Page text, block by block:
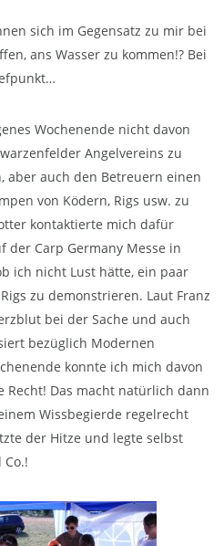
sich im Gegensatz zu mir bei
ans Wasser zu kommen!? Bei
Wochenende nicht davon
Angelvereins zu
aber auch den Betreuern einen
von Ködern, Rigs usw. zu
kontaktierte mich dafür
der Carp Germany Messe in
ich nicht Lust hätte, ein paar
zu demonstrieren. Laut Franz
bei der Sache und auch
bezüglich Modernen
konnte ich mich davon
Recht! Das macht natürlich dann
Wissbegierde regelrecht
der Hitze und legte selbst